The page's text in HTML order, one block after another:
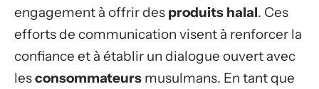
engagement à offrir des produits halal. Ces
efforts de communication visent à renforcer la
confiance et à établir un dialogue ouvert avec
lesconsommateurs musulmans. En tant que